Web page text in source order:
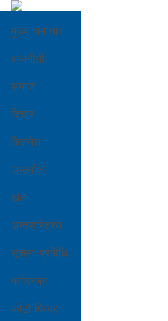
मुख्य समाचार
राजनीती
समाज
विचार
बिजनेस
अन्तर्वार्ता
खेल
अन्तरास्ट्रिय
सूचना-प्रबिधि
मनोरन्जन
फोटो फिचर